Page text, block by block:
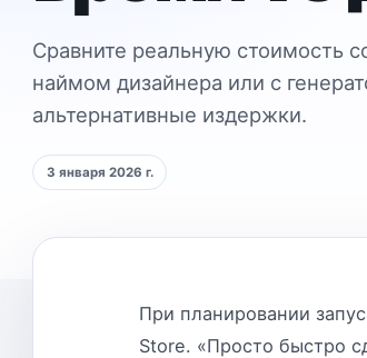
Сравните реальную стоимость
наймом дизайнера или с
альтернативные издержки.
3 января 2026 г.
При планировании
Store. «Просто быстро